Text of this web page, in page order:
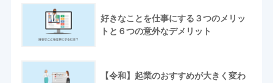
好きなことを仕事にする３つのメリッ
トと６つの意外なデメリット
【令和】起業のおすすめが大きく変わ